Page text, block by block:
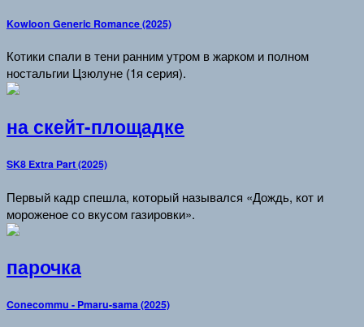
Kowloon Generic Romance (2025)
Котики спали в тени ранним утром в жарком и полном
ностальгии Цзюлуне (1я серия).
на скейт-площадке
SK8 Extra Part (2025)
Первый кадр спешла, который назывался «Дождь, кот и
мороженое со вкусом газировки».
парочка
Conecommu - Pmaru-sama (2025)